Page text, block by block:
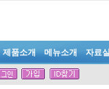
제품소개 메뉴소개 자료